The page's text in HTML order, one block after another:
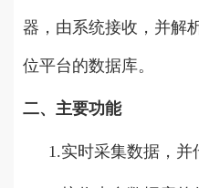
器，由系统接收，并解
位平台的数据库。
二、主要功能
1.实时采集数据，并